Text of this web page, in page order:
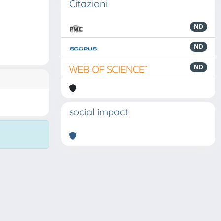
Citazioni
ND
ND
ND
social impact